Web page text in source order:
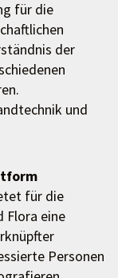
für die
der
und
für die
Flora eine
Personen